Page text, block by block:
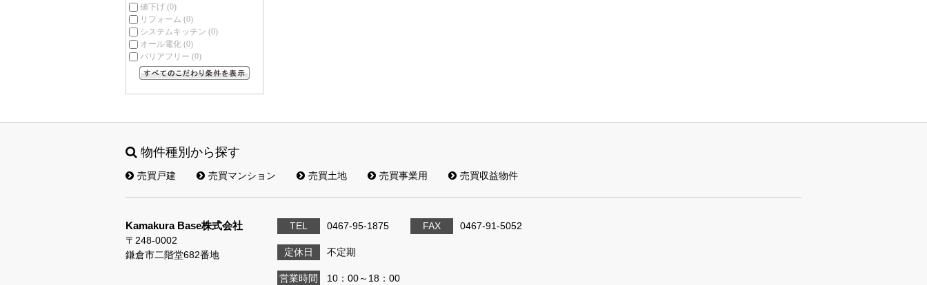
値下げ (0)
リフォーム (0)
システムキッチン (0)
オール電化 (0)
バリアフリー (0)
物件種別から探す
売買戸建 売買マンション 売買土地 売買事業用 売買収益物件
Kamakura Base株式会社
〒248-0002
鎌倉市二階堂682番地
TEL 0467-95-1875 FAX 0467-91-5052
定休日 不定期
営業時間 10：00～18：00